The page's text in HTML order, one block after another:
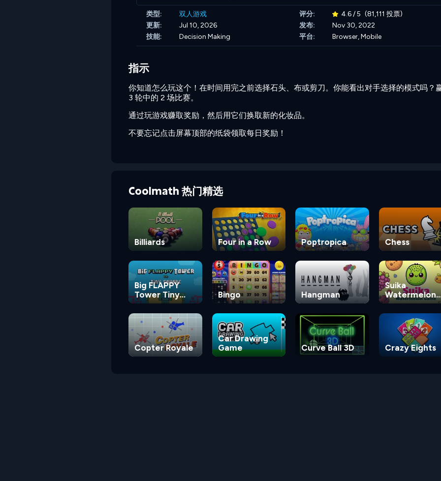
类型: 双人游戏 评分: 4.6 / 5 (81,111 投票)
更新:
Jul 10, 2026 发布:
Nov 30, 2022
技能:
Decision Making 平台: Browser, Mobile
指示
你知道怎么玩这个！在时间用完之前选择石头、布或剪刀。你能看出对手选择的模式吗？
3 轮中的 2 场比赛。
通过玩游戏赚取奖励，然后用它们换取新的化妆品。
不要忘记点击屏幕顶部的纸袋领取每日奖励！
Coolmath 热门精选
Billiards Four in a Row Poptropica Chess
Big FLAPPY
Tower Tiny
Square
Bingo Hangman
Suika
Watermelon
Game
Copter Royale
Car Drawing
Game
Curve Ball 3D Crazy Eights